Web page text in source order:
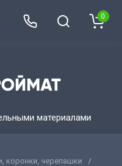
материалами
0
коронки, черепашки
/